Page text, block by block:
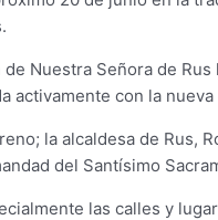
Nuestra Señora de
activamente con la
la alcaldesa de Rus,
del Santísimo
las calles y